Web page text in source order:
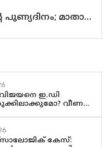
മാതാ
ഇ.ഡി
വീണ
മൊഴി നിർണായക
കേസ്: